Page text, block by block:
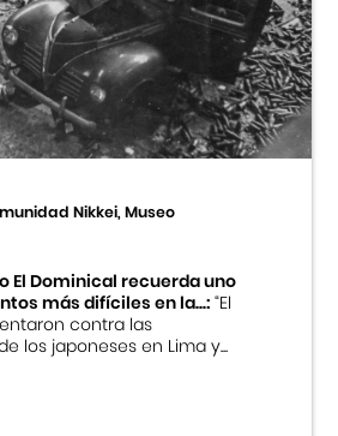
Nikkei, Museo
El Dominical recuerda uno
más difíciles en la...:“El
contra las
los japoneses en Lima y...